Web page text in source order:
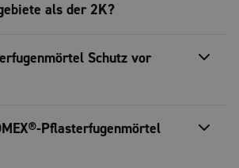
als der 2K?
Schutz vor
Pflasterfugenmörtel